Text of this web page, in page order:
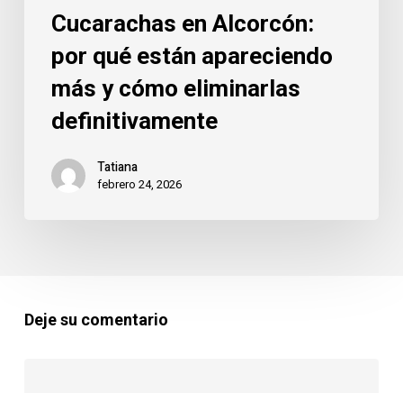
Cucarachas en Alcorcón:
por qué están apareciendo
más y cómo eliminarlas
definitivamente
Tatiana
febrero 24, 2026
Deje su comentario